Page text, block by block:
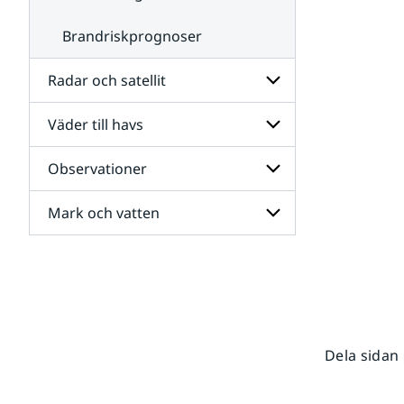
Brandriskprognoser
Radar och satellit
Undersidor
för
Radar
och
satellit
Väder till havs
Undersidor
för
Väder
till
havs
Observationer
Undersidor
för
Mark och vatten
Dela sidan